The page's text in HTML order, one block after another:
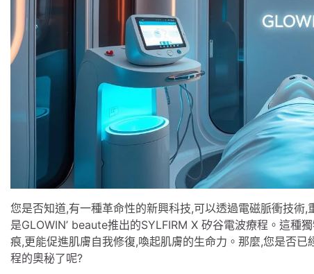
您是否知道,有一種革命性的新興科技,可以透過電磁脈衝技術
是GLOWIN’ beaute推出的SYLFIRM X 矽谷電波療程。這種
痕,更能促進肌膚自我修復,喚起肌膚的生命力。那麼,您是否已
程的奧秘了呢?